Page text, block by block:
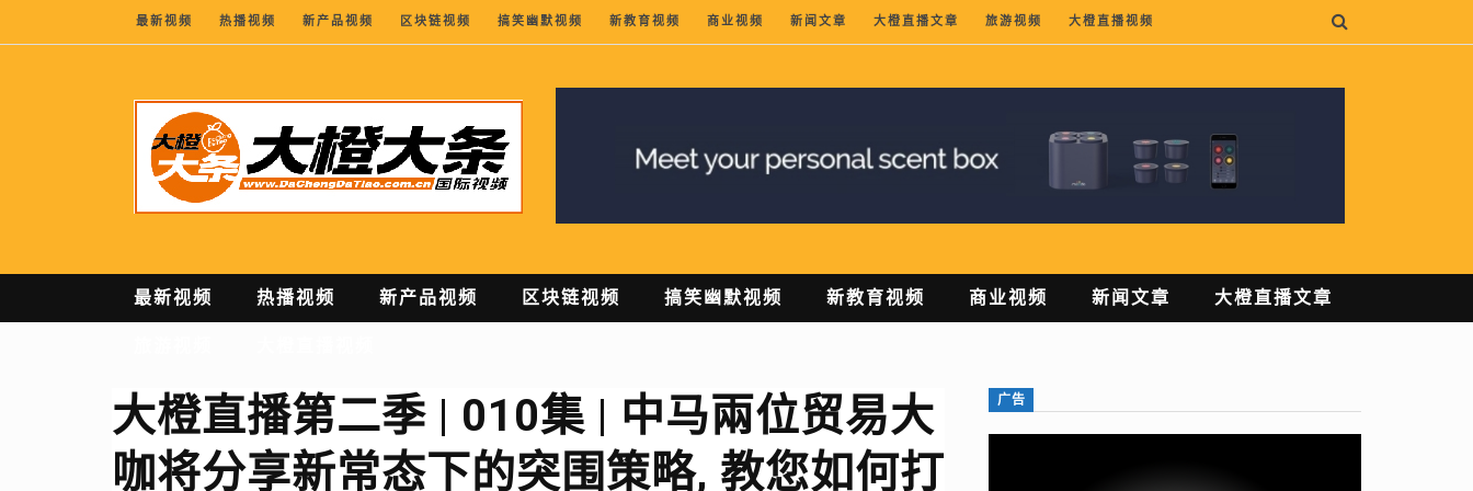
最新视频 热播视频 新产品视频 区块链视频 搞笑幽默视频 新教育视频 商业视频 新闻文章 大橙直播文章 旅游视频 大橙直播视频
最新视频 热播视频 新产品视频 区块链视频 搞笑幽默视频 新教育视频 商业视频 新闻文章 大橙直播文章
大橙直播第二季 | 010集 | 中马兩位贸易大
咖将分享新常态下的突围策略, 教您如何打
广告